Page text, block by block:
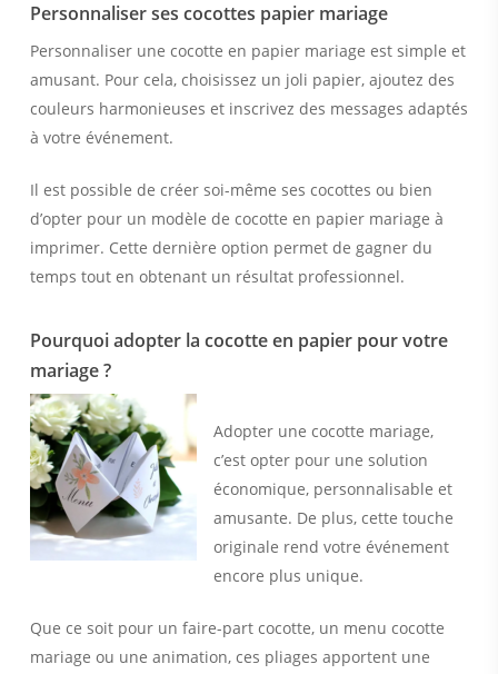
Personnaliser ses cocottes papier mariage
Personnaliser une cocotte en papier mariage est simple et
amusant. Pour cela, choisissez un joli papier, ajoutez des
couleurs harmonieuses et inscrivez des messages adaptés
à votre événement.
Il est possible de créer soi-même ses cocottes ou bien
d’opter pour un modèle de cocotte en papier mariage à
imprimer. Cette dernière option permet de gagner du
temps tout en obtenant un résultat professionnel.
Pourquoi adopter la cocotte en papier pour votre
mariage ?
Adopter une cocotte mariage,
c’est opter pour une solution
économique, personnalisable et
amusante. De plus, cette touche
originale rend votre événement
encore plus unique.
Que ce soit pour un faire-part cocotte, un menu cocotte
mariage ou une animation, ces pliages apportent une